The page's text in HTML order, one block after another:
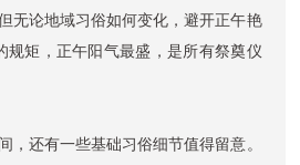
无论地域习俗如何变化，避开正午艳
规矩，正午阳气最盛，是所有祭奠仪
，还有一些基础习俗细节值得留意。